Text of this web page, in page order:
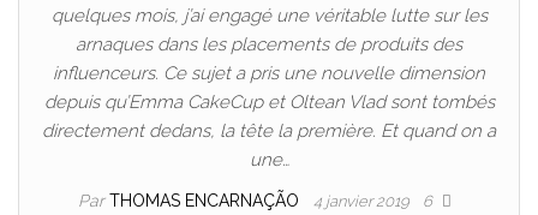
quelques mois, j’ai engagé une véritable lutte sur les
arnaques dans les placements de produits des
influenceurs. Ce sujet a pris une nouvelle dimension
depuis qu’Emma CakeCup et Oltean Vlad sont tombés
directement dedans, la tête la première. Et quand on a
une…
ParTHOMAS ENCARNAÇÃO 4 janvier 2019 6